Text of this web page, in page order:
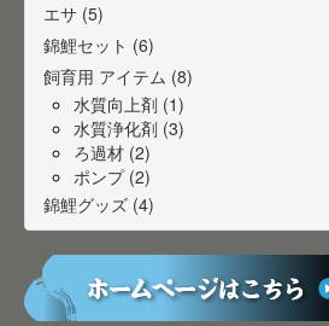
エサ (5)
錦鯉セット (6)
飼育用 アイテム (8)
水質向上剤 (1)
水質浄化剤 (3)
ろ過材 (2)
ポンプ (2)
錦鯉グッズ (4)